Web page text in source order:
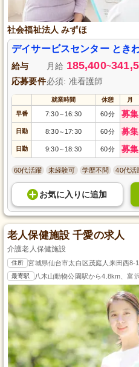
社会福祉法人 みずほ
デイサービスセンター とき
給与 月給 185,400~
応募要件必須: 准看護師
就業時間 休憩 月
早番 7:30～ 16:30 60分 募集
日勤 8:30～ 17:30 60分 募集
日勤 9:30～ 18:30 60分 募集
60代活躍 未経験可 学歴不問 40代活
お気に入り に追加
老人保健施設 千愛の求人
介護老人保健施設
住所 宮城県仙台市太白区茂庭人来田西8-
最寄駅 八木山動物公園駅から4.8km、富